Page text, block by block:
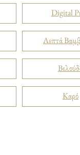
Digital
Λεπτά
Καρό